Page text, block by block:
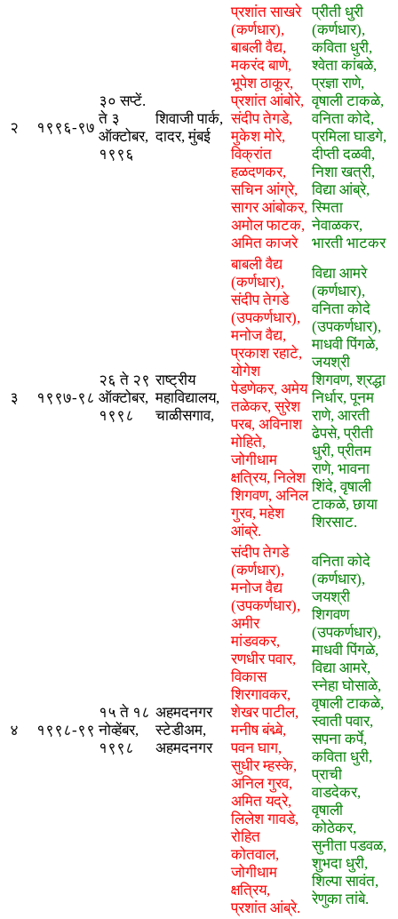
२ १९९६-९७
३० सप्टें.
ते ३
ऑक्टोबर,
१९९६
शिवाजी पार्क,
दादर, मुंबई
प्रशांत साखरे
(कर्णधार),
बाबली वैद्य,
मकरंद बाणे,
भूपेश ठाकूर,
प्रशांत आंबोरे,
संदीप तेगडे,
मुकेश मोरे,
विक्रांत
हळदणकर,
सचिन आंग्रे,
सागर आंबोकर,
अमोल फाटक,
अमित काजरे
प्रीती धुरी
(कर्णधार),
कविता धुरी,
श्वेता कांबळे,
प्रज्ञा राणे,
वृषाली टाकळे,
वनिता कोदे,
प्रमिला घाडगे,
दीप्ती दळवी,
निशा खत्री,
विद्या आंब्रे,
स्मिता
नेवाळकर,
भारती भाटकर
३ १९९७-९८
२६ ते २९
ऑक्टोबर,
१९९८
राष्ट्रीय
महाविद्यालय,
चाळीसगाव,
बाबली वैद्य
(कर्णधार),
संदीप तेगडे
(उपकर्णधार),
मनोज वैद्य,
प्रकाश रहाटे,
योगेश
पेडणेकर, अमेय
तळेकर, सुरेश
परब, अविनाश
मोहिते,
जोगीधाम
क्षत्रिय, निलेश
शिगवण, अनिल
गुरव, महेश
आंब्रे.
विद्या आमरे
(कर्णधार),
वनिता कोदे
(उपकर्णधार),
माधवी पिंगळे,
जयश्री
शिगवण, श्रद्धा
निर्धार, पूनम
राणे, आरती
ढेपसे, प्रीती
धुरी, प्रीतम
राणे, भावना
शिंदे, वृषाली
टाकळे, छाया
शिरसाट.
४ १९९८-९९
१५ ते १८
नोव्हेंबर,
१९९८
अहमदनगर
स्टेडीअम,
अहमदनगर
संदीप तेगडे
(कर्णधार),
मनोज वैद्य
(उपकर्णधार),
अमीर
मांडवकर,
रणधीर पवार,
विकास
शिरगावकर,
शेखर पाटील,
मनीष बंद्म्बे,
पवन घाग,
सुधीर म्हस्के,
अनिल गुरव,
अमित यद्रे,
लिलेश गावडे,
रोहित
कोतवाल,
जोगीधाम
क्षत्रिय,
प्रशांत आंब्रे.
वनिता कोदे
(कर्णधार),
जयश्री
शिगवण
(उपकर्णधार),
माधवी पिंगळे,
विद्या आमरे,
स्नेहा घोसाळे,
वृषाली टाकळे,
स्वाती पवार,
सपना कर्पे,
कविता धुरी,
प्राची
वाडदेकर,
वृषाली
कोठेकर,
सुनीता पडवळ,
शुभदा धुरी,
शिल्पा सावंत,
रेणुका तांबे.